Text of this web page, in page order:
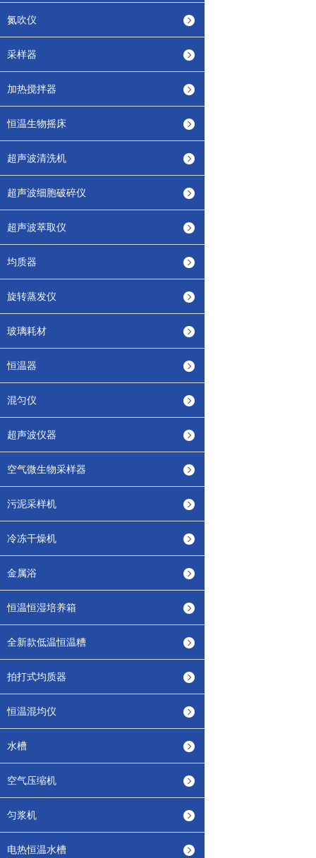
氮吹仪
采样器
加热搅拌器
恒温生物摇床
超声波清洗机
超声波细胞破碎仪
超声波萃取仪
均质器
旋转蒸发仪
玻璃耗材
恒温器
混匀仪
超声波仪器
空气微生物采样器
污泥采样机
冷冻干燥机
金属浴
恒温恒湿培养箱
全新款低温恒温糟
拍打式均质器
恒温混均仪
水槽
空气压缩机
匀浆机
电热恒温水槽